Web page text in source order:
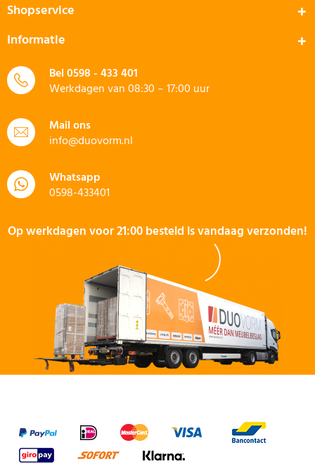
Shopservice
Informatie
Bel0598 - 433 401
Werkdagen van 08:30 – 17:00 uur
Mail ons
info@duovorm.nl
Whatsapp
0598-433401
Op werkdagen voor 21:00 besteld is vandaag verzonden!